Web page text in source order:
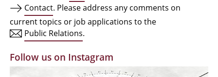
Facilities
Alumni | cloud club
Contact. Please address any comments on
current topics or job applications to the
Public Relations.
Follow us on Instagram